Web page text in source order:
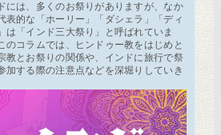
には、多くのお祭りがありますが、なか
表的な「ホーリー」「ダシェラ」「ディ
は「インド三大祭り」と呼ばれていま
のコラムでは、ヒンドゥー教をはじめと
教とお祭りの関係や、インドに旅行で祭
加する際の注意点などを深堀りしていき